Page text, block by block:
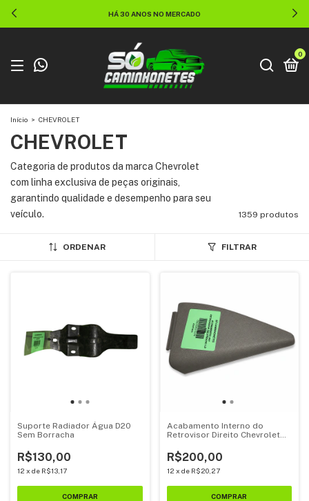
HÁ 30 ANOS NO MERCADO
0
Início > CHEVROLET
CHEVROLET
Categoria de produtos da marca Chevrolet
com linha exclusiva de peças originais,
garantindo qualidade e desempenho para seu
veículo.
1359 produtos
ORDENAR FILTRAR
Suporte Radiador Água D20
Sem Borracha
R$130,00
12 x de R$13,17
Acabamento Interno do
Retrovisor Direito Chevrolet
R$200,00
12 x de R$20,27